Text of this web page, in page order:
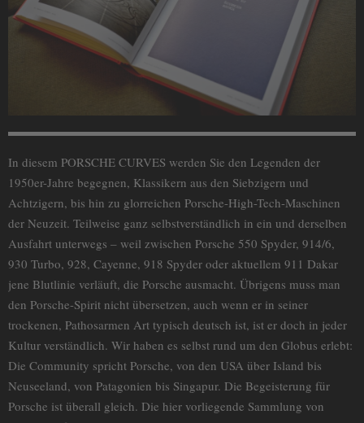
In diesem PORSCHE CURVES werden Sie den Legenden der
1950er-Jahre begegnen, Klassikern aus den Siebzigern und
Achtzigern, bis hin zu glorreichen Porsche-High-Tech-Maschinen
der Neuzeit. Teilweise ganz selbstverständlich in ein und derselben
Ausfahrt unterwegs – weil zwischen Porsche 550 Spyder, 914/6,
930 Turbo, 928, Cayenne, 918 Spyder oder aktuellem 911 Dakar
jene Blutlinie verläuft, die Porsche ausmacht. Übrigens muss man
den Porsche-Spirit nicht übersetzen, auch wenn er in seiner
trockenen, Pathosarmen Art typisch deutsch ist, ist er doch in jeder
Kultur verständlich. Wir haben es selbst rund um den Globus erlebt:
Die Community spricht Porsche, von den USA über Island bis
Neuseeland, von Patagonien bis Singapur. Die Begeisterung für
Porsche ist überall gleich. Die hier vorliegende Sammlung von